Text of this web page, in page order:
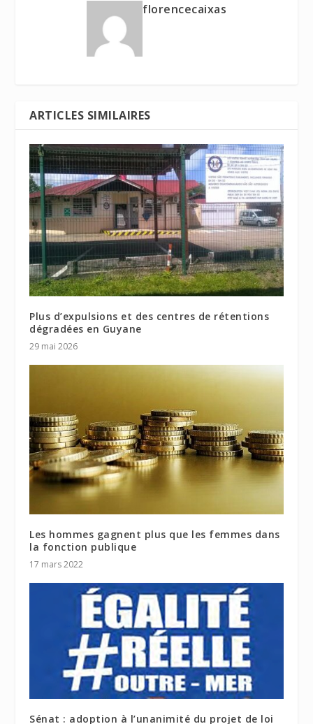
florencecaixas
ARTICLES SIMILAIRES
Plus d’expulsions et des centres de rétentions
dégradées en Guyane
29 mai 2026
Les hommes gagnent plus que les femmes dans
la fonction publique
17 mars 2022
Sénat : adoption à l’unanimité du projet de loi